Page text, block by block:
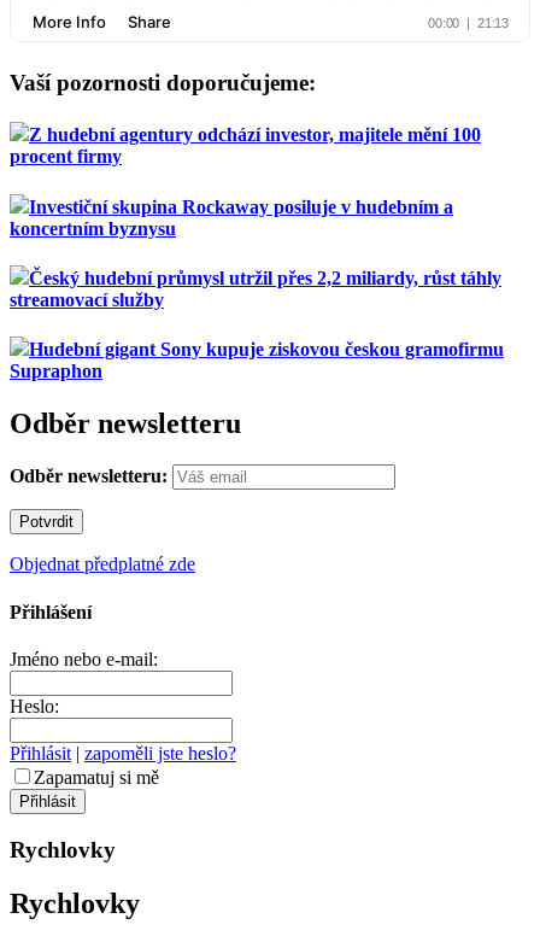
Vaší pozornosti doporučujeme:
Z hudební agentury odchází investor, majitele mění 100
procent firmy
Investiční skupina Rockaway posiluje v hudebním a
koncertním byznysu
Český hudební průmysl utržil přes 2,2 miliardy, růst táhly
streamovací služby
Hudební gigant Sony kupuje ziskovou českou gramofirmu
Supraphon
Odběr newsletteru
Odběr newsletteru:
Objednat předplatné zde
Přihlášení
Jméno nebo e-mail:
Heslo:
Přihlásit | zapoměli jste heslo?
Zapamatuj si mě
Rychlovky
Rychlovky